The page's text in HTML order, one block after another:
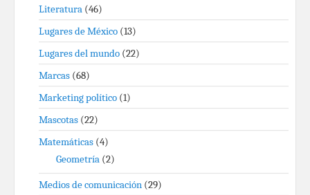
Literatura (46)
Lugares de México (13)
Lugares del mundo (22)
Marcas (68)
Marketing político (1)
Mascotas (22)
Matemáticas (4)
Geometría (2)
Medios de comunicación (29)